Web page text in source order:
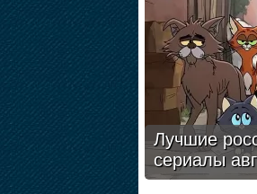
Лучшие
сериалы